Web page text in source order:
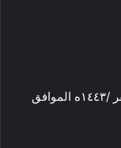
*الذي انتقل الى جوار ربه يوم الخميس ٢٣/صفر /١٤٤٣ه الموافق